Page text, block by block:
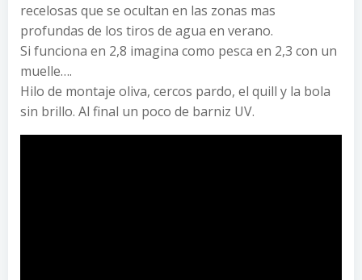
recelosas que se ocultan en las zonas mas
profundas de los tiros de agua en verano.
Si funciona en 2,8 imagina como pesca en 2,3 con un
muelle….
Hilo de montaje oliva, cercos pardo, el quill y la bola
sin brillo. Al final un poco de barniz UV.